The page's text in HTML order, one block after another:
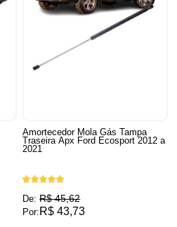
Amortecedor Mola Gás Tampa
Traseira Apx Ford Ecosport 2012 a
2021
De: R$ 45,62
Por: R$ 43,73